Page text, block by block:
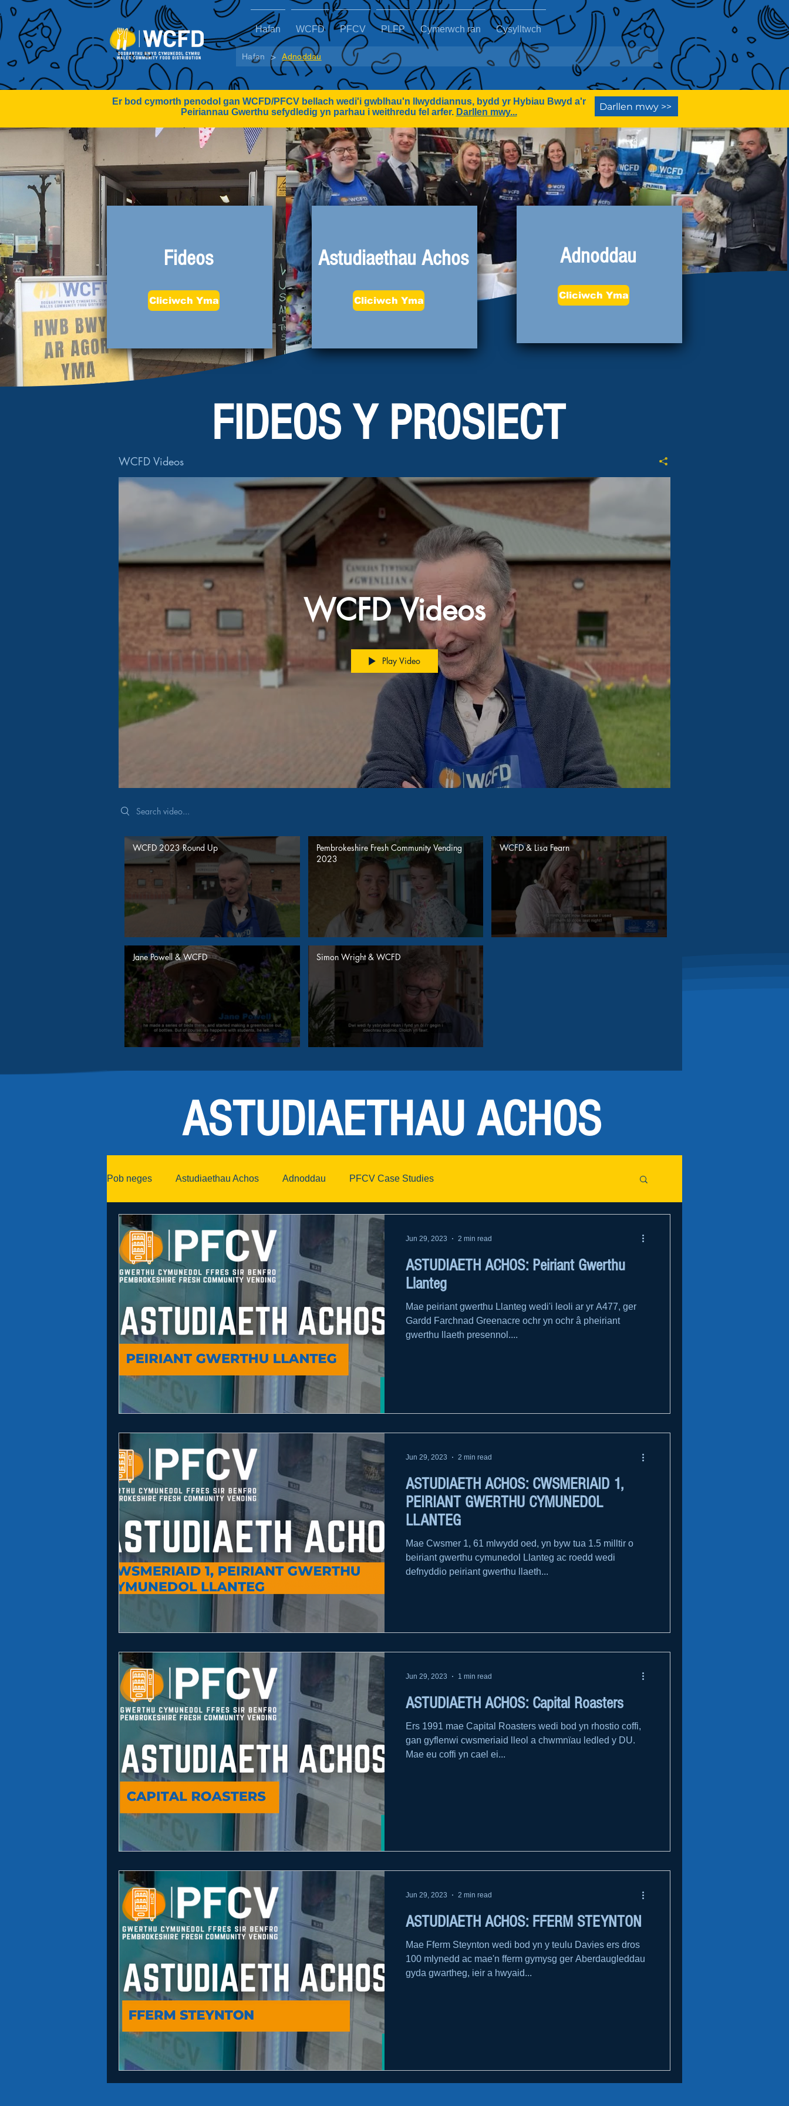
Hafan WCFD PFCV PLFP Cymerwch ran Cysylltwch
Hafan > Adnoddau
Er bod cymorth penodol gan WCFD/PFCV bellach wedi'i gwblhau'n llwyddiannus, bydd yr Hybiau Bwyd a'r
Peiriannau Gwerthu sefydledig yn parhau i weithredu fel arfer. Darllen mwy... Darllen mwy >>
Fideos
Cliciwch Yma
Astudiaethau Achos
Cliciwch Yma
Adnoddau
Cliciwch Yma
WCFD Videos
WCFD Videos
Play Video
Search videos
WCFD 2023 Round Up
Pembrokeshire Fresh Community Vending
2023
WCFD & Lisa Fearn
Jane Powell & WCFD Simon Wright & WCFD
FIDEOS Y PROSIECT
ASTUDIAETHAU ACHOS
Pob neges Astudiaethau Achos Adnoddau PFCV Case Studies
ASTUDIAETH ACHOS: Peiriant Gwerthu
Llanteg
Mae peiriant gwerthu Llanteg wedi'i leoli ar yr A477, ger
Gardd Farchnad Greenacre ochr yn ochr â pheiriant
gwerthu llaeth presennol....
Jun 29, 2023 2 min read
ASTUDIAETH ACHOS: CWSMERIAID 1,
PEIRIANT GWERTHU CYMUNEDOL
LLANTEG
Mae Cwsmer 1, 61 mlwydd oed, yn byw tua 1.5 milltir o
beiriant gwerthu cymunedol Llanteg ac roedd wedi
defnyddio peiriant gwerthu llaeth...
Jun 29, 2023 2 min read
ASTUDIAETH ACHOS: Capital Roasters
Ers 1991 mae Capital Roasters wedi bod yn rhostio coffi,
gan gyflenwi cwsmeriaid lleol a chwmnïau ledled y DU.
Mae eu coffi yn cael ei...
Jun 29, 2023 1 min read
ASTUDIAETH ACHOS: FFERM STEYNTON
Mae Fferm Steynton wedi bod yn y teulu Davies ers dros
100 mlynedd ac mae'n fferm gymysg ger Aberdaugleddau
gyda gwartheg, ieir a hwyaid...
Jun 29, 2023 2 min read